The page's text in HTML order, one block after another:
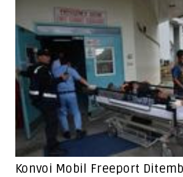
Konvoi Mobil Freeport